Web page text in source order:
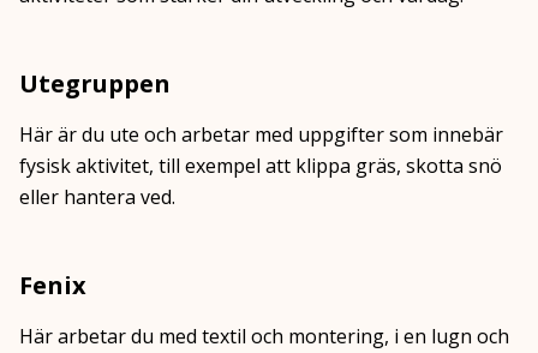
Utegruppen
Här är du ute och arbetar med uppgifter som innebär
fysisk aktivitet, till exempel att klippa gräs, skotta snö
eller hantera ved.
Fenix
Här arbetar du med textil och montering, i en lugn och